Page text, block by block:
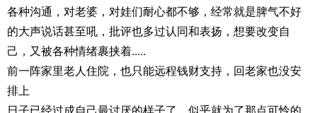
各种沟通，对老婆，对娃们耐心都不够，经常就是脾气不好
的大声说话甚至吼，批评也多过认同和表扬，想要改变自
己，又被各种情绪裹挟着.....
前一阵家里老人住院，也只能远程钱财支持，回老家也没安
排上